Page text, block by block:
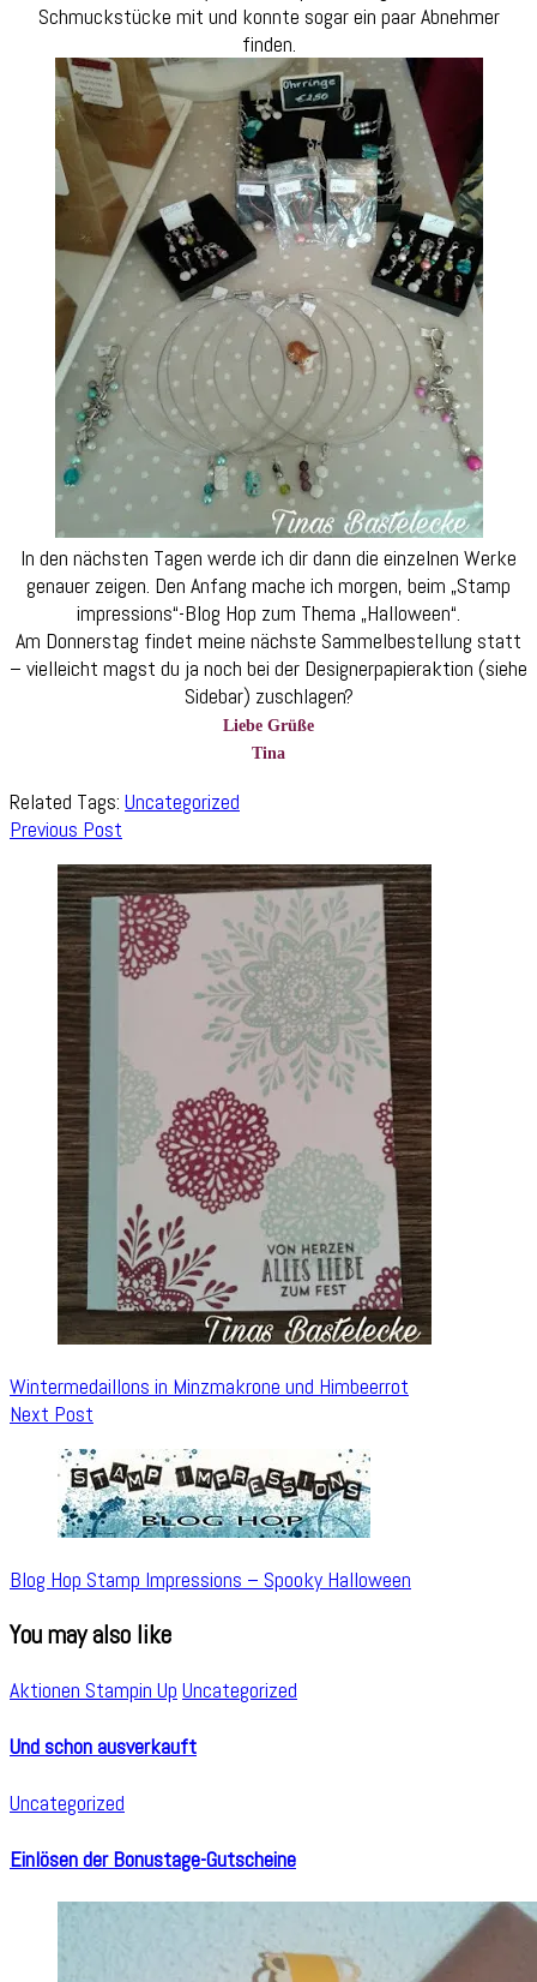
Schmuckstücke mit und konnte sogar ein paar Abnehmer
finden.
In den nächsten Tagen werde ich dir dann die einzelnen Werke
genauer zeigen. Den Anfang mache ich morgen, beim „Stamp
impressions“-Blog Hop zum Thema „Halloween“.
Am Donnerstag findet meine nächste Sammelbestellung statt
– vielleicht magst du ja noch bei der Designerpapieraktion (siehe
Sidebar) zuschlagen?
Liebe Grüße
Tina
Related Tags: Uncategorized
Post
Previous Post
Wintermedaillons in Minzmakrone und Himbeerrot
Next Post
Blog Hop Stamp Impressions – Spooky Halloween
You may also like
Aktionen Stampin Up Uncategorized
Und schon ausverkauft
Uncategorized
Einlösen der Bonustage-Gutscheine